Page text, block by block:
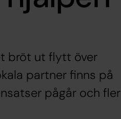
bröt ut flytt över
partner finns på
pågår och fler